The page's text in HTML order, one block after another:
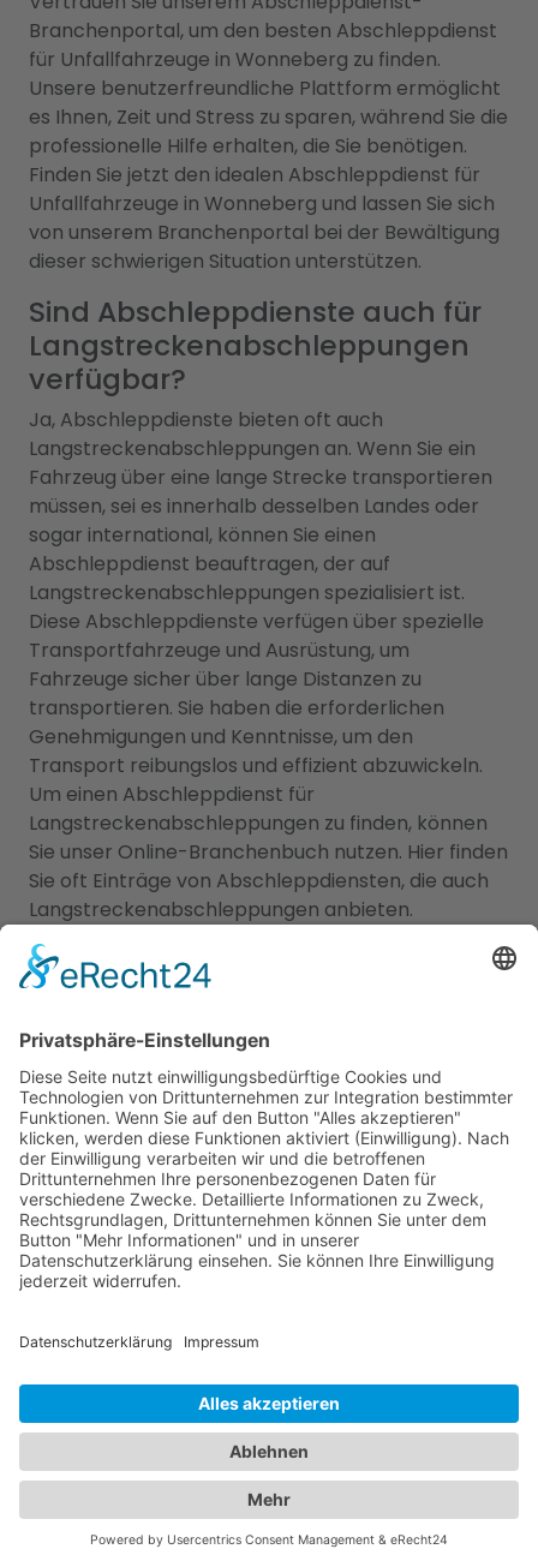
Branchenportal, um den besten Abschleppdienst
für Unfallfahrzeuge in Wonneberg zu finden.
Unsere benutzerfreundliche Plattform ermöglicht
es Ihnen, Zeit und Stress zu sparen, während Sie die
professionelle Hilfe erhalten, die Sie benötigen.
Finden Sie jetzt den idealen Abschleppdienst für
Unfallfahrzeuge in Wonneberg und lassen Sie sich
von unserem Branchenportal bei der Bewältigung
dieser schwierigen Situation unterstützen.
Sind Abschleppdienste auch für
Langstreckenabschleppungen
verfügbar?
Ja, Abschleppdienste bieten oft auch
Langstreckenabschleppungen an. Wenn Sie ein
Fahrzeug über eine lange Strecke transportieren
müssen, sei es innerhalb desselben Landes oder
sogar international, können Sie einen
Abschleppdienst beauftragen, der auf
Langstreckenabschleppungen spezialisiert ist.
Diese Abschleppdienste verfügen über spezielle
Transportfahrzeuge und Ausrüstung, um
Fahrzeuge sicher über lange Distanzen zu
transportieren. Sie haben die erforderlichen
Genehmigungen und Kenntnisse, um den
Transport reibungslos und effizient abzuwickeln.
Um einen Abschleppdienst für
Langstreckenabschleppungen zu finden, können
Sie unser Online-Branchenbuch nutzen. Hier finden
Sie oft Einträge von Abschleppdiensten, die auch
Langstreckenabschleppungen anbieten.
Überprüfen Sie die detaillierten Informationen in
den Einträgen, um sicherzustellen, dass der
Abschleppdienst Ihren Anforderungen entspricht.
Langstreckenabschleppungen zusätzliche Kosten
und spezifische Vereinbarungen erfordern können.
Es ist ratsam, sich direkt mit dem Abschleppdienst
in Verbindung zu setzen, um alle Details und Kosten
im Voraus zu klären. Vertrauen Sie auf unser
Online-Branchenbuch, um einen Abschleppdienst
für Langstreckenabschleppungen zu finden und Ihr
Fahrzeug sicher an den gewünschten Zielort zu
bringen.
Von Abschleppdiensten bis zu
Alles, was Sie brauchen, an
einem Ort
Unser umfangreiches Branchenportal bietet Ihnen
nicht nur alle Informationen rund um zuverlässige
Abschleppdienste, sondern auch eine breite